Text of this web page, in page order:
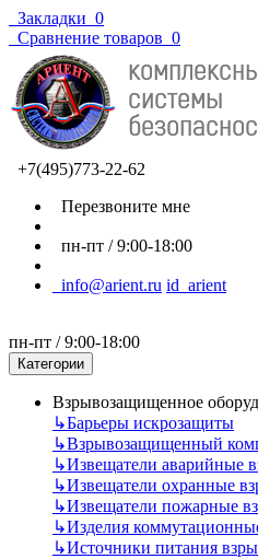
Закладки 0
Сравнение товаров 0
+7(495)773-22-62
Перезвоните мне
пн-пт / 9:00-18:00
info@arient.ru id_arient
пн-пт / 9:00-18:00
Категории
Взрывозащищенное
↳Барьеры искрозащиты
↳Взрывозащищенный
↳Извещатели аварийные
↳Извещатели охранные
↳Извещатели пожарные
↳Изделия
↳Источники питания